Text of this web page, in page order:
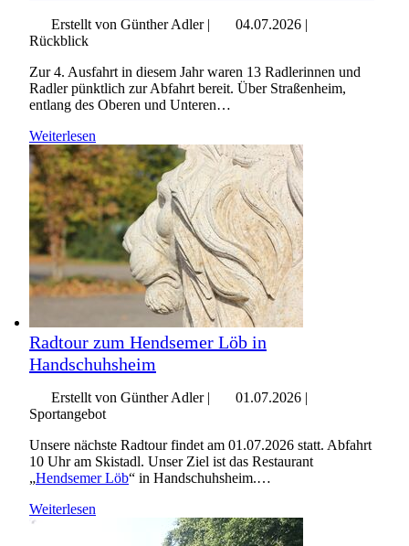
Erstellt von Günther Adler | 04.07.2026 |
Rückblick
Zur 4. Ausfahrt in diesem Jahr waren 13 Radlerinnen und
Radler pünktlich zur Abfahrt bereit. Über Straßenheim,
entlang des Oberen und Unteren…
Weiterlesen
Radtour zum Hendsemer Löb in
Handschuhsheim
Erstellt von Günther Adler | 01.07.2026 |
Sportangebot
Unsere nächste Radtour findet am 01.07.2026 statt. Abfahrt
10 Uhr am Skistadl. Unser Ziel ist das Restaurant
„Hendsemer Löb“ in Handschuhsheim.…
Weiterlesen